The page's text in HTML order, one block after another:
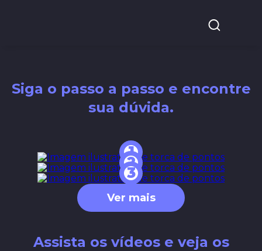
Siga o passo a passo e encontre
sua dúvida.
1
2
3
Ver mais
Assista os vídeos e veja os